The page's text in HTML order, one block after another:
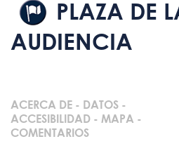
PLAZA DE
AUDIENCIA
ACERCA DE - DATOS -
ACCESIBILIDAD - MAPA -
COMENTARIOS